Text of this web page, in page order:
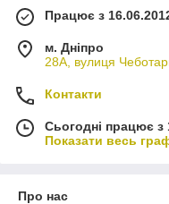
Працює з
м. Дніпро
28А, вулиця
Контакти
Сьогодні працює з
Показати весь
Про нас